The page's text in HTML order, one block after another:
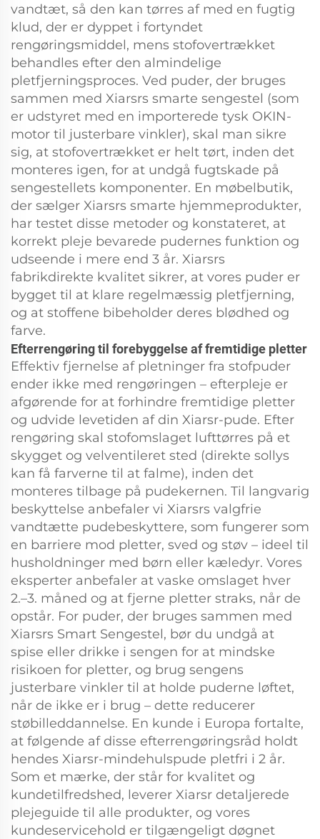
vandtæt, så den kan tørres af med en fugtig
klud, der er dyppet i fortyndet
rengøringsmiddel, mens stofovertrækket
behandles efter den almindelige
pletfjerningsproces. Ved puder, der bruges
sammen med Xiarsrs smarte sengestel (som
er udstyret med en importerede tysk OKIN-
motor til justerbare vinkler), skal man sikre
sig, at stofovertrækket er helt tørt, inden det
monteres igen, for at undgå fugtskade på
sengestellets komponenter. En møbelbutik,
der sælger Xiarsrs smarte hjemmeprodukter,
har testet disse metoder og konstateret, at
korrekt pleje bevarede pudernes funktion og
udseende i mere end 3 år. Xiarsrs
fabrikdirekte kvalitet sikrer, at vores puder er
bygget til at klare regelmæssig pletfjerning,
og at stoffene bibeholder deres blødhed og
farve.
Efterrengøring til forebyggelse af fremtidige pletter
Effektiv fjernelse af pletninger fra stofpuder
ender ikke med rengøringen – efterpleje er
afgørende for at forhindre fremtidige pletter
og udvide levetiden af din Xiarsr-pude. Efter
rengøring skal stofomslaget lufttørres på et
skygget og velventileret sted (direkte sollys
kan få farverne til at falme), inden det
monteres tilbage på pudekernen. Til langvarig
beskyttelse anbefaler vi Xiarsrs valgfrie
vandtætte pudebeskyttere, som fungerer som
en barriere mod pletter, sved og støv – ideel til
husholdninger med børn eller kæledyr. Vores
eksperter anbefaler at vaske omslaget hver
2.–3. måned og at fjerne pletter straks, når de
opstår. For puder, der bruges sammen med
Xiarsrs Smart Sengestel, bør du undgå at
spise eller drikke i sengen for at mindske
risikoen for pletter, og brug sengens
justerbare vinkler til at holde puderne løftet,
når de ikke er i brug – dette reducerer
støbilleddannelse. En kunde i Europa fortalte,
at følgende af disse efterrengøringsråd holdt
hendes Xiarsr-mindehulspude pletfri i 2 år.
Som et mærke, der står for kvalitet og
kundetilfredshed, leverer Xiarsr detaljerede
plejeguide til alle produkter, og vores
kundeservicehold er tilgængeligt døgnet